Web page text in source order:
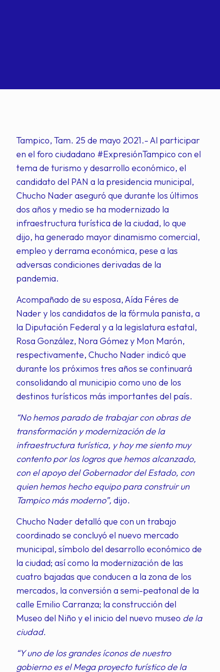
Tampico, Tam. 25 de mayo 2021.- Al participar
en el foro ciudadano #ExpresiónTampico con el
tema de turismo y desarrollo económico, el
candidato del PAN a la presidencia municipal,
Chucho Nader aseguró que durante los últimos
dos años y medio se ha modernizado la
infraestructura turística de la ciudad, lo que
dijo, ha generado mayor dinamismo comercial,
empleo y derrama económica, pese a las
adversas condiciones derivadas de la
pandemia.
Acompañado de su esposa, Aída Féres de
Nader y los candidatos de la fórmula panista, a
la Diputación Federal y a la legislatura estatal,
Rosa González, Nora Gómez y Mon Marón,
respectivamente, Chucho Nader indicó que
durante los próximos tres años se continuará
consolidando al municipio como uno de los
destinos turísticos más importantes del país.
“No hemos parado de trabajar con obras de
transformación y modernización de la
infraestructura turística, y hoy me siento muy
contento por los logros que hemos alcanzado,
con el apoyo del Gobernador del Estado, con
quien hemos hecho equipo para construir un
Tampico más moderno”, dijo.
Chucho Nader detalló que con un trabajo
coordinado se concluyó el nuevo mercado
municipal, símbolo del desarrollo económico de
la ciudad; así como la modernización de las
cuatro bajadas que conducen a la zona de los
mercados, la conversión a semi-peatonal de la
calle Emilio Carranza; la construcción del
Museo del Niño y el inicio del nuevo museo de la
ciudad.
“Y uno de los grandes íconos de nuestro
gobierno es el Mega proyecto turístico de la